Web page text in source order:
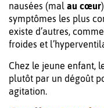
nausées (mal au cœur
symptômes les plus
existe d’autres,
froides et
Chez le jeune enfant,
plutôt par un dégoût
agitation.